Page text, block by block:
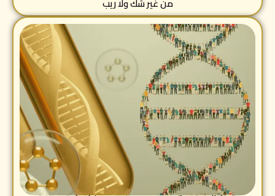
فحص ال DNA استخراج وتوثيق الانساب بإضافة فحص DNA عند الطلب وبعد
استخراج النتيجة والمتابعة لنسب المتعلق بالزمية الجينية
المتعلقة بالعميل